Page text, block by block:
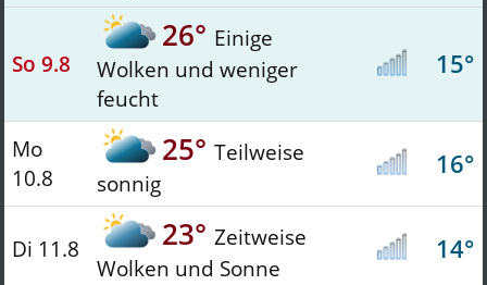
So 9.8
26° Einige
Wolken und weniger
feucht
15°
Mo
10.8
25° Teilweise
sonnig
16°
Di 11.8 23° Zeitweise
Wolken und Sonne
14°